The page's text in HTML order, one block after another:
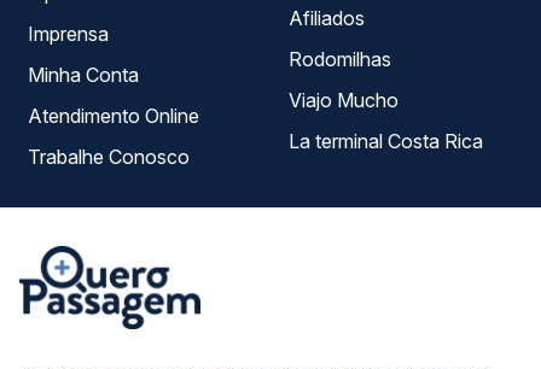
Imprensa
Minha Conta
Atendimento Online
Trabalhe Conosco
Afiliados
Rodomilhas
Viajo Mucho
La terminal Costa Rica